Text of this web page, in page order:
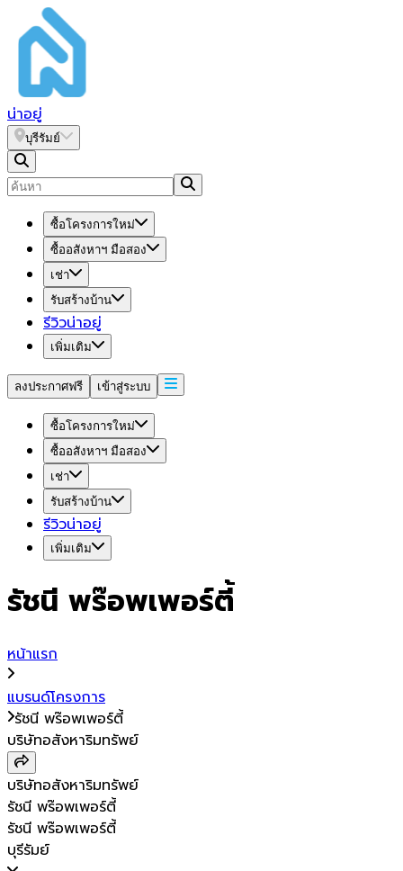
น่าอยู่
บุรีรัมย์
ซื้อโครงการใหม่
ซื้ออสังหาฯ มือสอง
เช่า
รับสร้างบ้าน
รีวิวน่าอยู่
เพิ่มเติม
ลงประกาศฟรี เข้าสู่ระบบ
ซื้อโครงการใหม่
ซื้ออสังหาฯ มือสอง
เช่า
รับสร้างบ้าน
รีวิวน่าอยู่
เพิ่มเติม
รัชนี พร๊อพเพอร์ตี้
หน้าแรก
แบรนด์โครงการ
รัชนี พร๊อพเพอร์ตี้
บริษัทอสังหาริมทรัพย์
บริษัทอสังหาริมทรัพย์
รัชนี พร๊อพเพอร์ตี้
รัชนี พร๊อพเพอร์ตี้
บุรีรัมย์